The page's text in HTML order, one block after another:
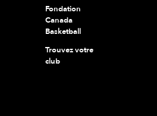
Fondation
Canada
Basketball
Trouvez votre
club